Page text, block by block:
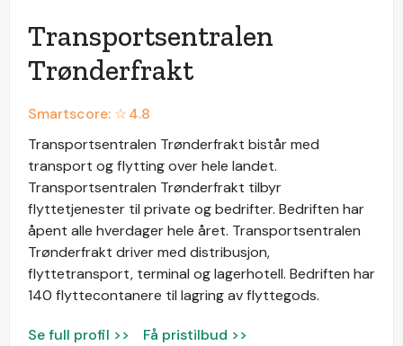
Transportsentralen
Trønderfrakt
Smartscore: ☆4.8
Transportsentralen Trønderfrakt bistår med
transport og flytting over hele landet.
Transportsentralen Trønderfrakt tilbyr
flyttetjenester til private og bedrifter. Bedriften har
åpent alle hverdager hele året. Transportsentralen
Trønderfrakt driver med distribusjon,
flyttetransport, terminal og lagerhotell. Bedriften har
140 flyttecontanere til lagring av flyttegods.
Se full profil >> Få pristilbud >>